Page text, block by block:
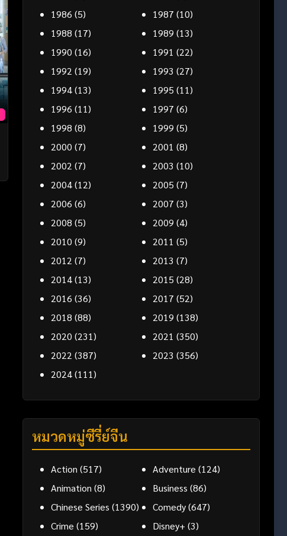
1986 (5) 1987 (10)
1988 (17) 1989 (13)
1990 (16) 1991 (22)
1992 (19) 1993 (27)
1994(13) 1995 (11)
1996 (11) 1997 (6)
1998 (8) 1999 (5)
2000 (7) 2001 (8)
2002 (7) 2003 (10)
2004(12) 2005 (7)
2006 (6) 2007 (3)
2008 (5) 2009 (4)
2010 (9) 2011 (5)
2012 (7) 2013 (7)
2014(13) 2015 (28)
2016 (36) 2017 (52)
2018 (88) 2019 (138)
2020 (231) 2021 (350)
2022 (387) 2023 (356)
2024(111)
หมวดหมู่ซีรี่ย์จีน
Action (517) Adventure (124)
Animation (8) Business (86)
Chinese Series (1390) Comedy(647)
Crime (159) Disney+ (3)